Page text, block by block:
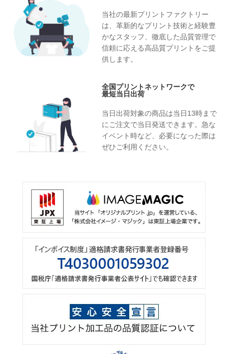
当社の最新プリントファクトリー
は、革新的なプリント技術と経験豊
かなスタッフ、徹底した品質管理で
信頼に応える高品質プリントをご提
供します。
全国プリントネットワークで
最短当日出荷
当日出荷対象の商品は当日13時まで
にご注文で当日発送できます。急な
イベント時など、必要になった際は
ぜひご利用ください。